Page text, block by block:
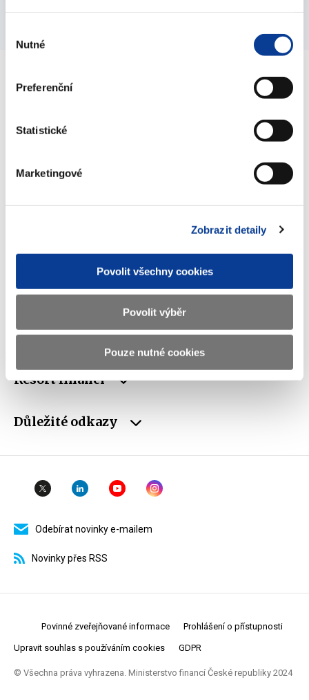
souhlasu
Nutné
Preferenční
Statistické
Marketingové
Zobrazit detaily
Povolit všechny cookies
Povolit výběr
Pouze nutné cookies
Telefon +420 257 041 111
schránky
xzeaauv
Weby ministerstva
Resort financí
Důležité odkazy
Odebírat novinky e-mailem
Novinky přes RSS
Povinné zveřejňované informace Prohlášení o přístupnosti
Upravit souhlas s používáním cookies GDPR
© Všechna práva vyhrazena. Ministerstvo financí České republiky 2024